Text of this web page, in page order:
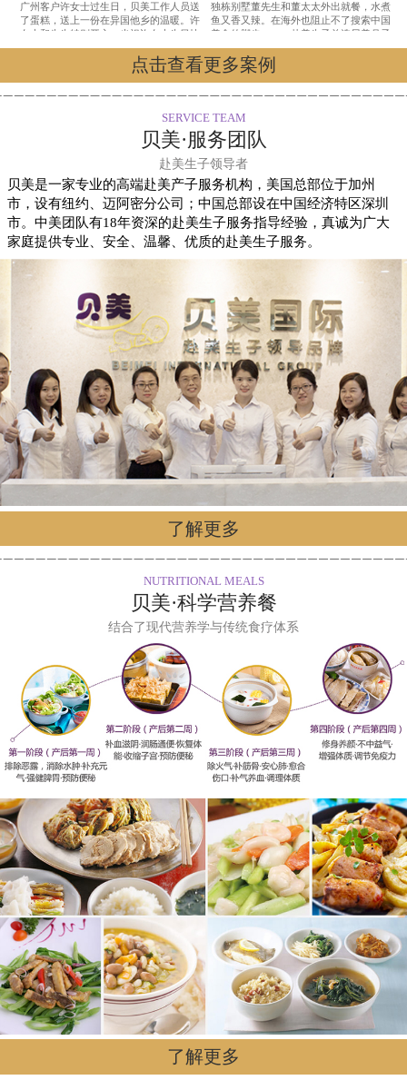
广州客户许女士过生日，贝美工作人员送
了蛋糕，送上一份在异国他乡的温暖。许
女士和先生特别开心，也祝许女士生日快
乐。——赴美生子首选贝美月子中心
独栋别墅董先生和董太太外出就餐，水煮
鱼又香又辣。在海外也阻止不了搜索中国
美食的脚步。——赴美生子首选贝美月子
中心
点击查看更多案例
SERVICE TEAM
贝美·服务团队
赴美生子领导者
贝美是一家专业的高端赴美产子服务机构，美国总部位于加州
市，设有纽约、迈阿密分公司；中国总部设在中国经济特区深圳
市。中美团队有18年资深的赴美生子服务指导经验，真诚为广大
家庭提供专业、安全、温馨、优质的赴美生子服务。
了解更多
NUTRITIONAL MEALS
贝美·科学营养餐
结合了现代营养学与传统食疗体系
了解更多